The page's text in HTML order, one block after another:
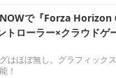
で『Forza Horizon
トローラー×クラウドゲ
はほぼ無し。グラフィック
！